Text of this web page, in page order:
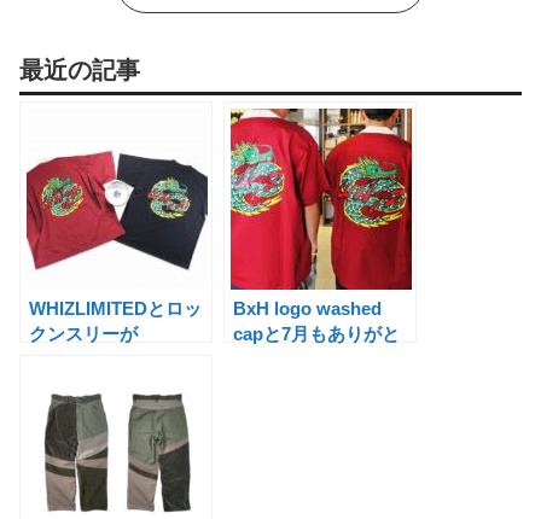
最近の記事
WHIZLIMITEDとロッ
クンスリーが
BxH logo washed
capと7月もありがと